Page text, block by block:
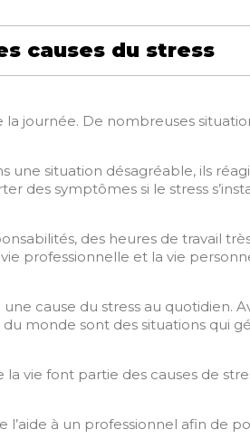
causes du stress
journée. De nombreuses
une situation désagréable, ils
des symptômes si le stress
des heures de travail
professionnelle et la vie
cause du stress au quotidien.
monde sont des situations qui
vie font partie des causes de
à un professionnel afin de